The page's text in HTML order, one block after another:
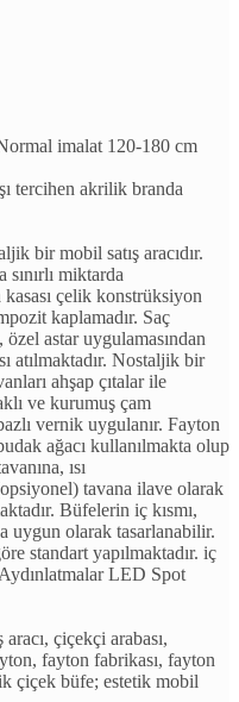
imalat 120-180 cm
tercihen akrilik branda
bir mobil satış aracıdır.
miktarda
çelik konstrüksiyon
kaplamadır. Saç
astar uygulamasından
atılmaktadır. Nostaljik bir
ahşap çıtalar ile
ve kurumuş çam
vernik uygulanır. Fayton
ağacı kullanılmakta olup
ısı
tavana ilave olarak
Büfelerin iç kısmı,
uygun olarak tasarlanabilir.
standart yapılmaktadır. iç
LED Spot
çiçekçi arabası,
fayton fabrikası, fayton
çiçek büfe; estetik mobil